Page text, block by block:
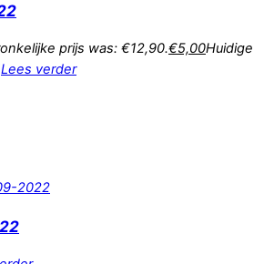
prijs was: €12,90.€5,00Huidige
Lees verder